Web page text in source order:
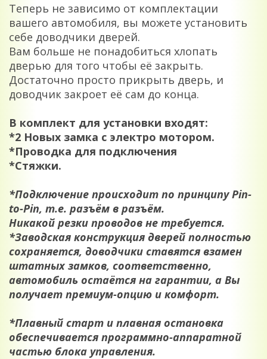
Теперь не зависимо от комплектации
вашего автомобиля, вы можете установить
себе доводчики дверей.
Вам больше не понадобиться хлопать
дверью для того чтобы её закрыть.
Достаточно просто прикрыть дверь, и
доводчик закроет её сам до конца.
В комплект для установки входят:
*2 Новых замка с электро мотором.
*Проводка для подключения
*Стяжки.
*Подключение происходит по принципу Pin-
to-Pin, т.е. разъём в разъём.
Никакой резки проводов не требуется.
*Заводская конструкция дверей полностью
сохраняется, доводчики ставятся взамен
штатных замков, соответственно,
автомобиль остаётся на гарантии, а Вы
получает премиум-опцию и комфорт.
*Плавный старт и плавная остановка
обеспечивается программно-аппаратной
частью блока управления.